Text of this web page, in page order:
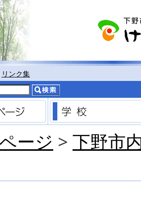
リンク集
る
示にする
スト表示にする
市のホームページ
ージ > 下野市